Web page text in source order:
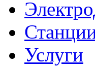
Услуги